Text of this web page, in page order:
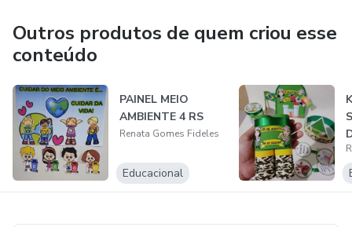
Gratidão a Deus e a vocês pelo oportunidade e confiança
depositada até aqui.
Contatos: WhatsApp (27)99921-2873
e-mail: agenciareoficial@gmail.com
Outros produtos de quem criou esse
conteúdo
PAINEL MEIO
AMBIENTE 4 RS
Renata Gomes Fideles
Educacional